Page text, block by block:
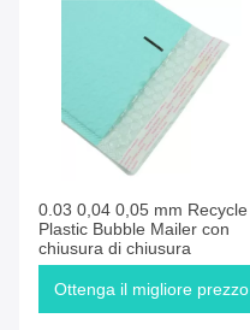
0.03 0,04 0,05 mm Recycle
Plastic Bubble Mailer con
chiusura di chiusura
Ottenga il migliore prezzo